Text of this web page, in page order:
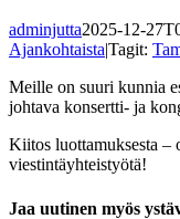
adminjutta2025-12-
Ajankohtaista|Tagit:
Meille on suuri kunnia
johtava konsertti- ja
Kiitos luottamuksesta –
viestintäyhteistyötä!
Jaa uutinen myös